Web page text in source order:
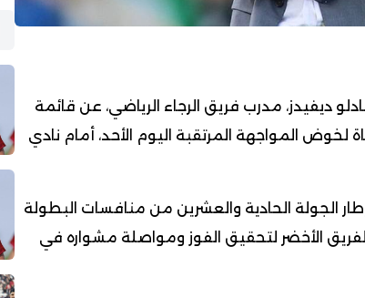
ديفيدز، مدرب فريق الرجاء الرياضي، عن قائمة
لخوض المواجهة المرتقبة اليوم الأحد، أمام نادي
الجولة الحادية والعشرين من منافسات البطولة
الأخضر لتحقيق الفوز ومواصلة مشواره في